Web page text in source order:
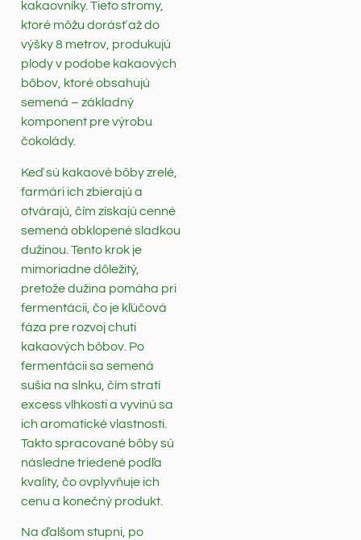
kakaovníky. Tieto stromy,
ktoré môžu dorásť až do
výšky 8 metrov, produkujú
plody v podobe kakaových
bôbov, ktoré obsahujú
semená – základný
komponent pre výrobu
čokolády.
Keď sú kakaové bôby zrelé,
farmári ich zbierajú a
otvárajú, čím získajú cenné
semená obklopené sladkou
dužinou. Tento krok je
mimoriadne dôležitý,
pretože dužina pomáha pri
fermentácii, čo je kľúčová
fáza pre rozvoj chuti
kakaových bôbov. Po
fermentácii sa semená
sušia na slnku, čím stratí
excess vlhkosti a vyvinú sa
ich aromatické vlastnosti.
Takto spracované bôby sú
následne triedené podľa
kvality, čo ovplyvňuje ich
cenu a konečný produkt.
Na ďalšom stupni, po